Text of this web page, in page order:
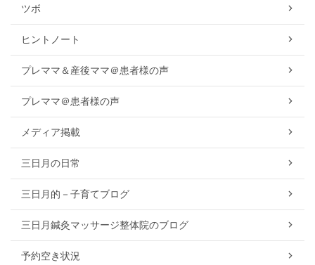
ツボ
ヒントノート
プレママ＆産後ママ＠患者様の声
プレママ＠患者様の声
メディア掲載
三日月の日常
三日月的－子育てブログ
三日月鍼灸マッサージ整体院のブログ
予約空き状況